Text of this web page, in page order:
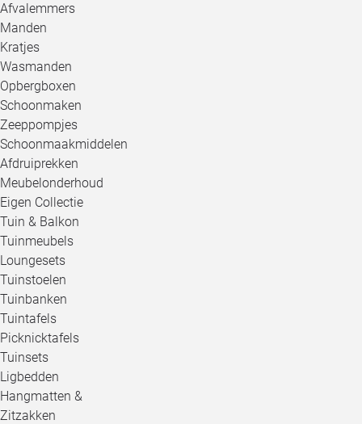
Afvalemmers
Manden
Kratjes
Wasmanden
Opbergboxen
Schoonmaken
Zeeppompjes
Schoonmaakmiddelen
Afdruiprekken
Meubelonderhoud
Eigen Collectie
Tuin & Balkon
Tuinmeubels
Loungesets
Tuinstoelen
Tuinbanken
Tuintafels
Picknicktafels
Tuinsets
Ligbedden
Hangmatten &
Zitzakken